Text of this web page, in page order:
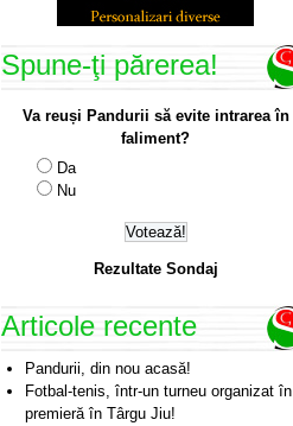
Spune-ţi părerea!
Va reuși Pandurii să evite intrarea în
faliment?
Da
Nu
Rezultate Sondaj
Articole recente
Pandurii, din nou acasă!
Fotbal-tenis, într-un turneu organizat în
premieră în Târgu Jiu!